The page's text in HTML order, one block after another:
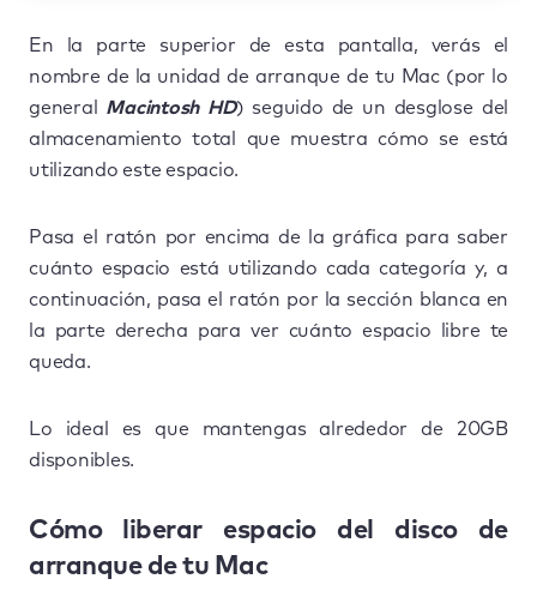
En la parte superior de esta pantalla, verás el
nombre de la unidad de arranque de tu Mac (por lo
general Macintosh HD) seguido de un desglose del
almacenamiento total que muestra cómo se está
utilizando este espacio.
Pasa el ratón por encima de la gráfica para saber
cuánto espacio está utilizando cada categoría y, a
continuación, pasa el ratón por la sección blanca en
la parte derecha para ver cuánto espacio libre te
queda.
Lo ideal es que mantengas alrededor de 20GB
disponibles.
Cómo liberar espacio del disco de
arranque de tu Mac